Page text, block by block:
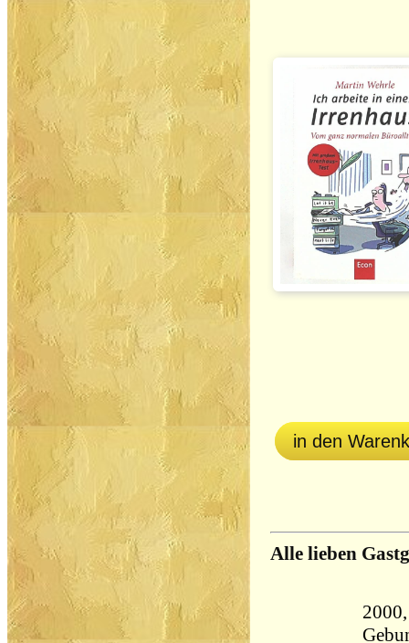
in den
Alle lieben